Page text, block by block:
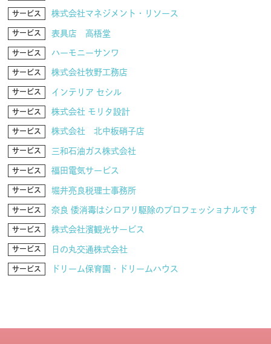
サービス 株式会社マネジメント・リソース
サービス 表具店 高梧堂
サービス ハーモニーサンワ
サービス 株式会社牧野工務店
サービス インテリア セシル
サービス 株式会社 モリタ設計
サービス 株式会社 北中板硝子店
サービス 三和石油ガス株式会社
サービス 福田電気サービス
サービス 堀井亮良税理士事務所
サービス 奈良 倭消毒はシロアリ駆除のプロフェッショナルです
サービス 株式会社濱観光サービス
サービス 日の丸交通株式会社
サービス ドリーム保育園・ドリームハウス